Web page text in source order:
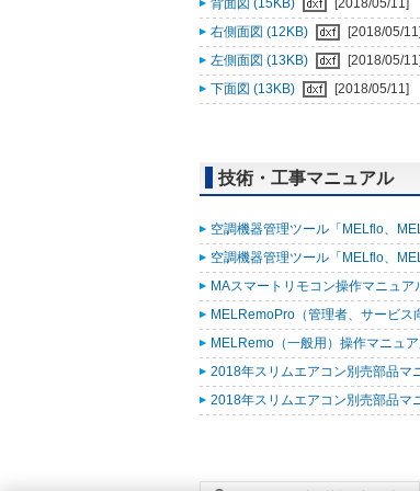
背面図 (15KB)
[2018/05/11]
右側面図 (12KB)
[2018/05/11]
左側面図 (13KB)
[2018/05/11]
下面図 (13KB)
[2018/05/11]
技術・工事マニュアル
空調機器管理ツール「MELflo、
空調機器管理ツール「MELflo、
MAスマートリモコン操作マニュ
MELRemoPro（管理者、サービス
MELRemo（一般用）操作マニュ
2018年スリムエアコン別売部品マ
2018年スリムエアコン別売部品マ